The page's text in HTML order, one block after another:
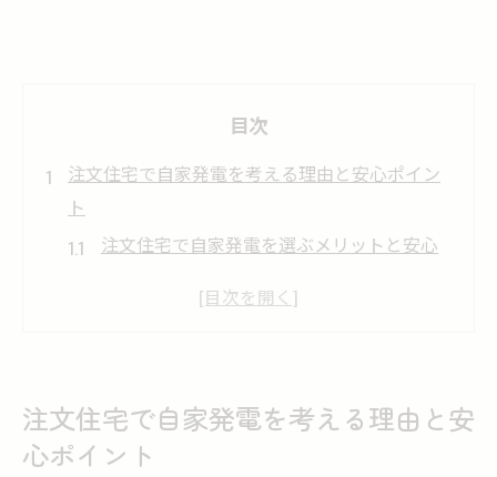
目次
注文住宅で自家発電を考える理由と安心ポイン
ト
注文住宅で自家発電を選ぶメリットと安心
太陽光発電の導入で変わる注文住宅の暮ら
注文住宅で太陽光発電はいらないのか検証
自家発電を検討する際の不安や疑問の解消
注文住宅で自家発電を考える理由と安
心ポイント